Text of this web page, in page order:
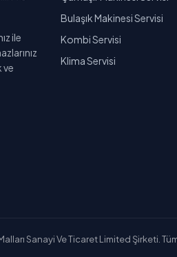
ile
ve
Bulaşık Makinesi Servisi
Kombi Servisi
Klima Servisi
Sanayi Ve Ticaret Limited Şirketi. Tüm